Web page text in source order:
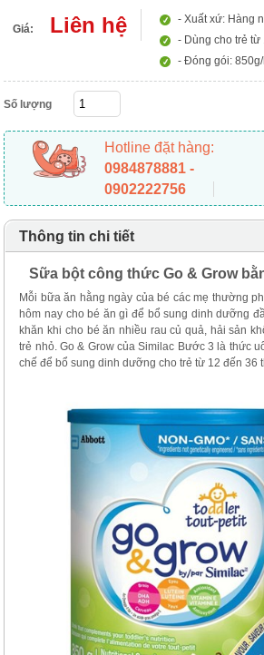
Giá: Liên hệ
- Xuất xứ: Hàng
- Dùng cho trẻ từ
- Đóng gói:
Số lượng
Hotline đặt hàng:
0984878881 -
0902222756
Thông tin chi tiết
Sữa bột công thức Go & Grow
Mỗi bữa ăn hằng ngày của bé các mẹ thường
hôm nay cho bé ăn gì để bổ sung dinh dưỡng
khăn khi cho bé ăn nhiều rau củ quả, hải sản
trẻ nhỏ. Go & Grow của Similac Bước 3 là thức
chế để bổ sung dinh dưỡng cho trẻ từ 12 đến 36